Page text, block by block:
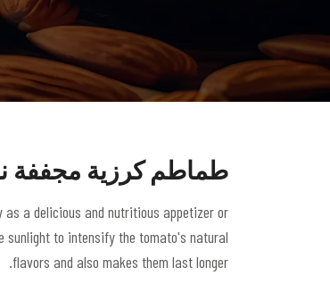
طماطم كرزية
a delicious and nutritious appetizer or
sunlight to intensify the tomato's natural
flavors and also makes them last longer.